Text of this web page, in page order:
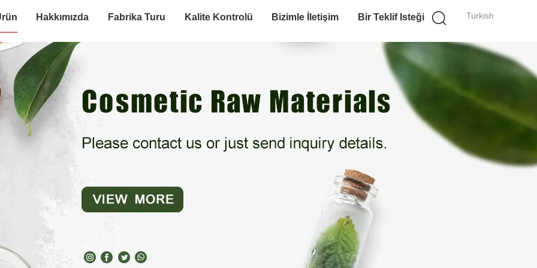
Turkish
Hakkımızda Fabrika Turu Kalite Kontrolü Bizimle İletişim Bir Teklif Isteği